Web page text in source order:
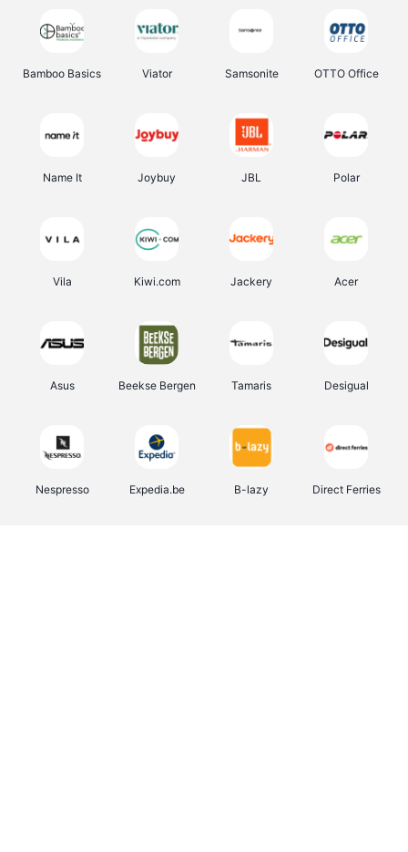
Bamboo Basics Viator Samsonite OTTO Office
Name It Joybuy JBL Polar
Vila Kiwi.com Jackery Acer
Asus Beekse Bergen Tamaris Desigual
Nespresso Expedia.be B-lazy Direct Ferries